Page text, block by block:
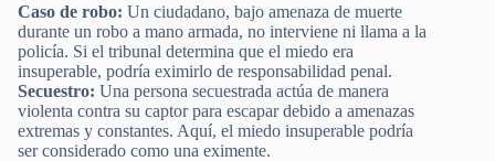
Caso de robo: Un ciudadano, bajo amenaza de muerte
durante un robo a mano armada, no interviene ni llama a la
policía. Si el tribunal determina que el miedo era
insuperable, podría eximirlo de responsabilidad penal.
Secuestro: Una persona secuestrada actúa de manera
violenta contra su captor para escapar debido a amenazas
extremas y constantes. Aquí, el miedo insuperable podría
ser considerado como una eximente.